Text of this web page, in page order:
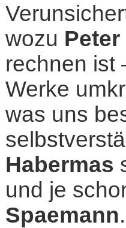
wozu
rechnen ist
Werke
was uns
Habermas
und je
Spaemann.